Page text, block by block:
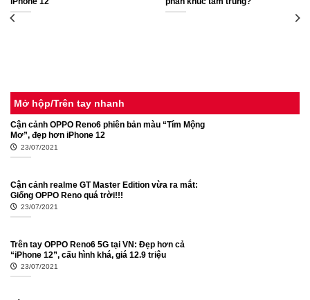
Mở hộp/Trên tay nhanh
Cận cảnh OPPO Reno6 phiên bản màu “Tím Mộng
Mơ”, đẹp hơn iPhone 12
23/07/2021
Cận cảnh realme GT Master Edition vừa ra mắt:
Giống OPPO Reno quá trời!!!
23/07/2021
Trên tay OPPO Reno6 5G tại VN: Đẹp hơn cả
“iPhone 12”, cấu hình khá, giá 12.9 triệu
23/07/2021